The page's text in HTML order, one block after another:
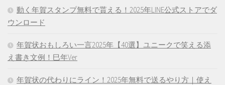
動く年賀スタンプ無料で貰える！2025年LINE公式ストアでダ
ウンロード
年賀状おもしろい一言2025年【40選】ユニークで笑える添
え書き文例！巳年Ver
年賀状の代わりにライン！2025年無料で送るやり方｜使え